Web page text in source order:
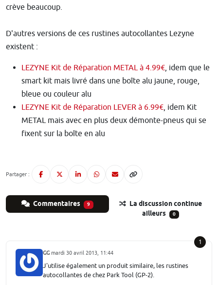
crève beaucoup.
D'autres versions de ces rustines autocollantes Lezyne
existent :
LEZYNE Kit de Réparation METAL à 4.99€, idem que le
smart kit mais livré dans une boîte alu jaune, rouge,
bleue ou couleur alu
LEZYNE Kit de Réparation LEVER à 6.99€, idem Kit
METAL mais avec en plus deux démonte-pneus qui se
fixent sur la boîte en alu
Partager :
Commentaires 9
La discussion continue
ailleurs
0
1
GGmardi 30 avril 2013, 11:44
J'utilise également un produit similaire, les rustines
autocollantes de chez Park Tool (GP-2).